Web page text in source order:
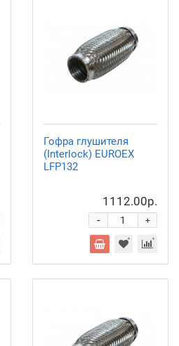
Гофра глушителя
(Interlock) EUROEX
LFP132
1112.00р.
+
-